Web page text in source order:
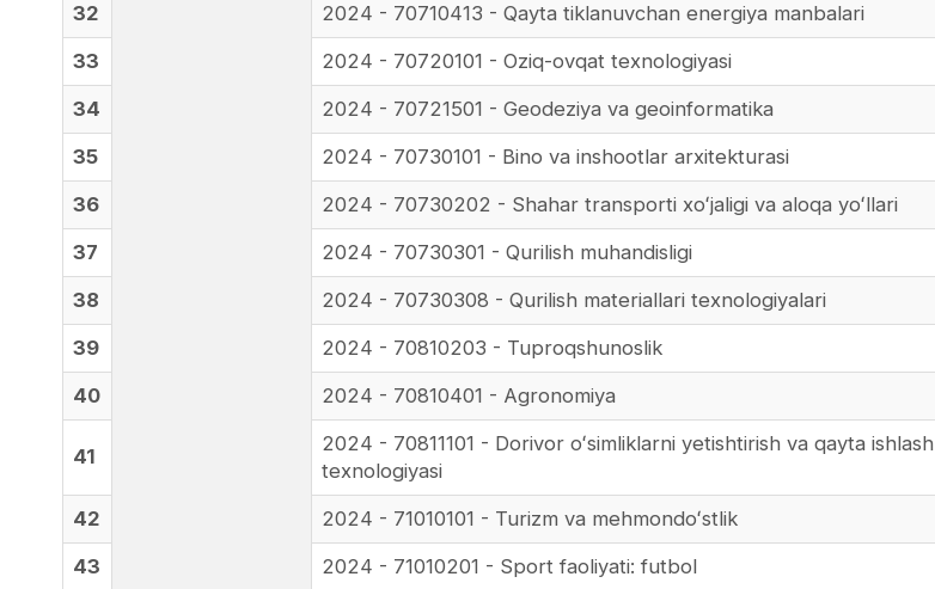
32
2024 - 70710413 - Qayta tiklanuvchan energiya manbalari
33
2024 - 70720101 - Oziq-ovqat texnologiyasi
34
2024 - 70721501 - Geodeziya va geoinformatika
35
2024 - 70730101 - Bino va inshootlar arxitekturasi
36
2024 - 70730202 - Shahar transporti xoʻjaligi va aloqa yoʻllari
37
2024 - 70730301 - Qurilish muhandisligi
38
2024 - 70730308 - Qurilish materiallari texnologiyalari
39
2024 - 70810203 - Tuproqshunoslik
40
2024 - 70810401 - Agronomiya
41
2024 - 70811101 - Dorivor oʻsimliklarni yetishtirish va qayta ishlash
texnologiyasi
42 2024 - 71010101 - Turizm va mehmondoʻstlik
43
2024 - 71010201 - Sport faoliyati: futbol